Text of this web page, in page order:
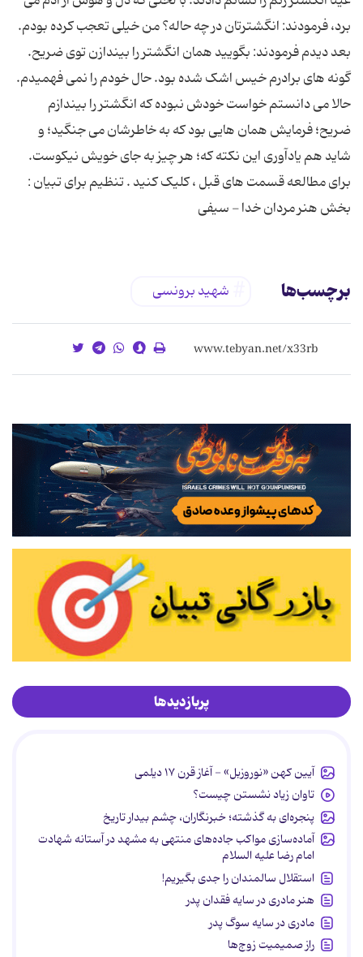
برد، فرمودند: انگشترتان در چه حاله؟ من خیلی تعجب کرده بودم.
بعد دیدم فرمودند: بگویید همان انگشتر را بیندازن توی ضریح.
گونه های برادرم خیس اشک شده بود. حال خودم را نمی فهمیدم.
حالا می دانستم خواست خودش نبوده که انگشتر را بیندازم
ضریح؛ فرمایش همان هایی بود که به خاطرشان می جنگید؛ و
شاید هم یادآوری این نکته که؛ هر چیز به جای خویش نیکوست.
برای مطالعه قسمت های قبل ، کلیک کنید . تنظیم برای تبیان :
بخش هنر مردان خدا - سیفی
برچسب‌ها شهید برونسی
پربازدیدها
آیین کهن «نوروزبل» - آغاز قرن ۱۷ دیلمی
تاوان زیاد نشستن چیست؟
پنجره‌ای به گذشته؛ خبرنگاران، چشم بیدار تاریخ
آماده‌سازی مواکب جاده‌های منتهی به مشهد در آستانه شهادت
امام رضا علیه السلام
استقلال سالمندان را جدی بگیریم!
هنر مادری در سایه‌ فقدان پدر
مادری در سایه سوگ پدر
راز صمیمیت زوج‌ها